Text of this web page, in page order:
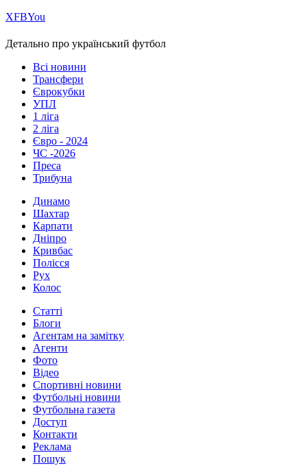
ХFBYou
Детально про український футбол
Всі новини
Трансфери
Єврокубки
УПЛ
1 ліга
2 ліга
Євро - 2024
ЧС -2026
Преса
Трибуна
Динамо
Шахтар
Карпати
Дніпро
Кривбас
Полісся
Рух
Колос
Статті
Блоги
Агентам на замітку
Агенти
Фото
Відео
Спортивні новини
Футбольні новини
Футбольна газета
Доступ
Контакти
Реклама
Пошук